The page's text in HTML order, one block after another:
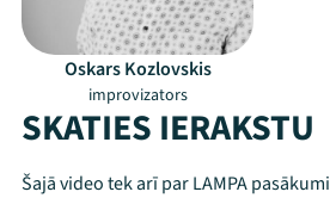
Oskars Kozlovskis
improvizators
SKATIES IERAKSTU
Šajā video tek arī par LAMPA